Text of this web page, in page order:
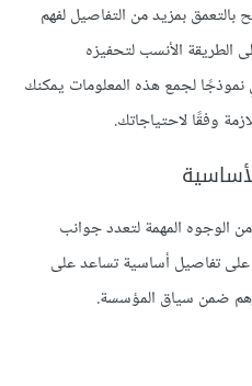
بمزيد من التفاصيل لفهم
الأنسب لتحفيزه
لجمع هذه المعلومات يمكنك
وفقًا لاحتياجاتك.
الوجوه المهمة لتعدد جوانب
تفاصيل أساسية تساعد على
ضمن سياق المؤسسة.